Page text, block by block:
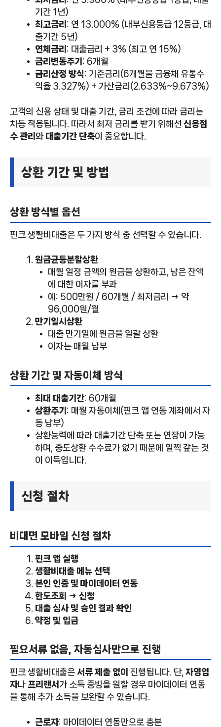
기간 1년)
최고금리 : 연 13.000% (내부신용등급 12등급, 대
출기간 5년)
연체금리 : 대출금리 + 3% (최고 연 15%)
금리변동주기 : 6개월
금리산정 방식: 기준금리(6개월물 금융채 유통수
익율 3.327%) + 가산금리(2.633%~9.673%)
고객의 신용 상태 및 대출 기간, 금리 조건에 따라 금리는
차등 적용됩니다. 따라서 최저 금리를 받기 위해선 신용점
수 관리 와 대출기간 단축이 중요합니다.
상환 기간 및 방법
상환 방식별 옵션
핀크 생활비대출은 두 가지 방식 중 선택할 수 있습니다.
원금균등분할상환
매월 일정 금액의 원금을 상환하고, 남은 잔액
에 대한 이자를 부과
예: 500만원 / 60개월 / 최저금리 → 약
96,000원/월
만기일시상환
대출 만기일에 원금을 일괄 상환
이자는 매월 납부
상환 기간 및 자동이체 방식
최대 대출기간: 60개월
상환주기 : 매월 자동이체(핀크 앱 연동 계좌에서 자
동 납부)
상환능력에 따라 대출기간 단축 또는 연장이 가능
하며, 중도상환 수수료가 없기 때문에 일찍 갚는 것
이 이득입니다.
신청 절차
비대면 모바일 신청 절차
핀크 앱 실행
생활비대출 메뉴 선택
본인 인증 및 마이데이터 연동
한도조회 → 신청
대출 심사 및 승인 결과 확인
약정 및 입금
필요서류 없음, 자동심사만으로 진행
핀크 생활비대출은 서류 제출 없이 진행됩니다. 단, 자영업
자나 프리랜서 가 소득 증빙을 원할 경우 마이데이터 연동
을 통해 추가 소득을 보완할 수 있습니다.
근로자: 마이데이터 연동만으로 충분